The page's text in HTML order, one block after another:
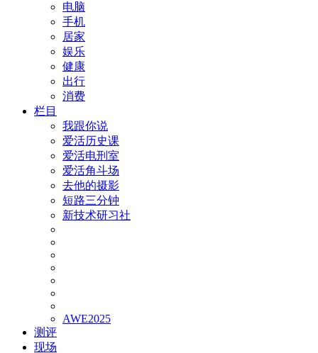
电脑
手机
居家
娱乐
健康
出行
消费
栏目
我跟你说
爱活历史课
爱活电刑室
爱活角斗场
去他的摄影
短路三分钟
新技术研习社
AWE2025
测评
现场